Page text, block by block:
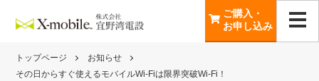
ご購入・
お申し込み
トップページ
お知らせ
その日からすぐ使えるモバイルWi-Fiは限界突破Wi-Fi！